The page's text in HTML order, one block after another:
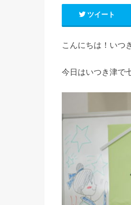
ツイート
こんにちは！いつ
今日はいつき津で